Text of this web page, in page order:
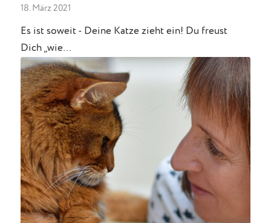
18. März 2021
Es ist soweit - Deine Katze zieht ein! Du freust
Dich „wie…